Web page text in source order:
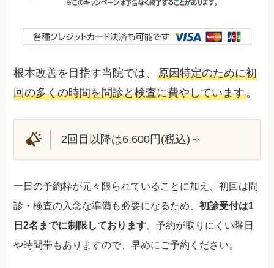
根本改善を目指す当院では、原因特定のために初
回の多くの時間を問診と検査に費やしています。
2回目以降は6,600円(税込)～
一日の予約枠が元々限られていることに加え、初回は問
診・検査の入念な準備も必要になるため、初診受付は1
日2名までに制限しております。予約が取りにくい曜日
や時間帯もありますので、早めにご予約ください。